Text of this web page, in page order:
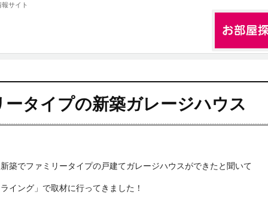
サイト
タイプの新築ガレージハウス
築でファミリータイプの戸建てガレージハウスができたと聞いて
イング」で取材に行ってきました！